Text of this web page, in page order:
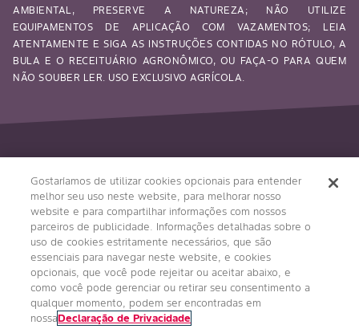
AMBIENTAL, PRESERVE A NATUREZA; NÃO UTILIZE
EQUIPAMENTOS DE APLICAÇÃO COM VAZAMENTOS; LEIA
ATENTAMENTE E SIGA AS INSTRUÇÕES CONTIDAS NO RÓTULO, A
BULA E O RECEITUÁRIO AGRONÔMICO, OU FAÇA-O PARA QUEM
NÃO SOUBER LER. USO EXCLUSIVO AGRÍCOLA.
Siga-nos
Condições Gerais
Política de Privacidade
Gostaríamos de utilizar cookies opcionais para entender
melhor seu uso neste website, para melhorar nosso
website e para compartilhar informações com nossos
parceiros de publicidade. Informações detalhadas sobre o
uso de cookies estritamente necessários, que são
essenciais para navegar neste website, e cookies
opcionais, que você pode rejeitar ou aceitar abaixo, e
como você pode gerenciar ou retirar seu consentimento a
qualquer momento, podem ser encontradas em
nossaDeclaração de Privacidade